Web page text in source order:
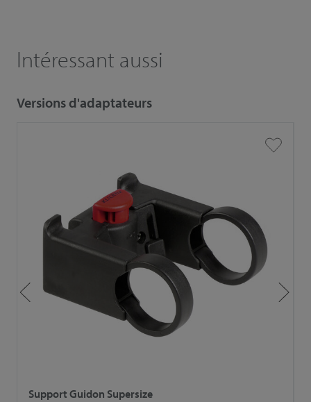
Intéressant aussi
Versions d'adaptateurs
Support Guidon Supersize